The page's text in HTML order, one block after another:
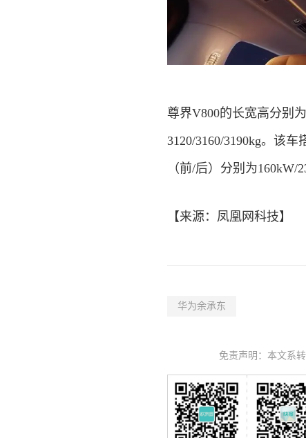
尊界V800的长宽高分别
3120/3160/3190kg。该
（前/后）分别为160kW/
【来源： 凤凰网科技】
华为余承东
免责声明：本文系